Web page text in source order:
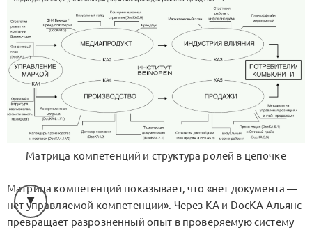
Матрица компетенций и структура ролей в цепочке
Матрица компетенций показывает, что «нет документа —
нет управляемой компетенции». Через KA и DocKA Альянс
превращает разрозненный опыт в проверяемую систему